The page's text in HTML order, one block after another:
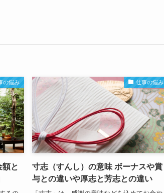
の悩み
額と
仕事の悩み
寸志（すんし）の意味 ボーナスや賞
与との違いや厚志と芳志との違い